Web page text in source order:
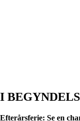
I
Efterårsferie: Se en